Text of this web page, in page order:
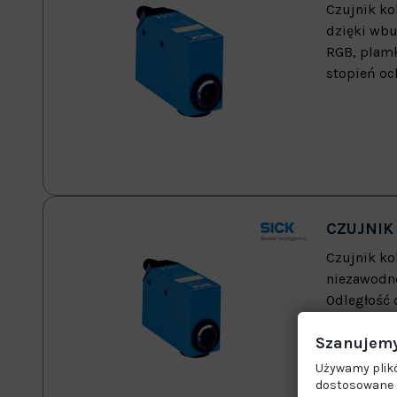
Czujnik
dzięki
RGB,
stopień
Czujnik
Używamy
dostosowane